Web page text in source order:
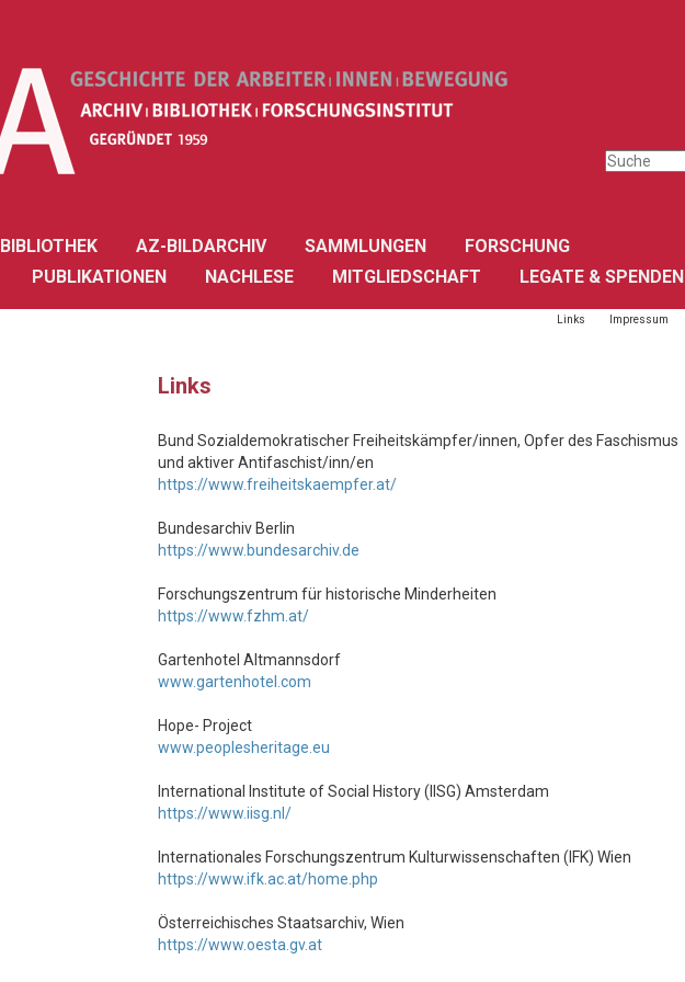
BIBLIOTHEK AZ-BILDARCHIV SAMMLUNGEN
FORSCHUNG
PUBLIKATIONEN NACHLESE MITGLIEDSCHAFT LEGATE & SPENDEN
Links Impressum
Links
Bund Sozialdemokratischer Freiheitskämpfer/innen, Opfer des Faschismus
und aktiver Antifaschist/inn/en
https://www.freiheitskaempfer.at/
Bundesarchiv Berlin
https://www.bundesarchiv.de
Forschungszentrum für historische Minderheiten
https://www.fzhm.at/
Gartenhotel Altmannsdorf
www.gartenhotel.com
Hope- Project
www.peoplesheritage.eu
International Institute of Social History (IISG) Amsterdam
https://www.iisg.nl/
Internationales Forschungszentrum Kulturwissenschaften (IFK) Wien
https://www.ifk.ac.at/home.php
Österreichisches Staatsarchiv, Wien
https://www.oesta.gv.at